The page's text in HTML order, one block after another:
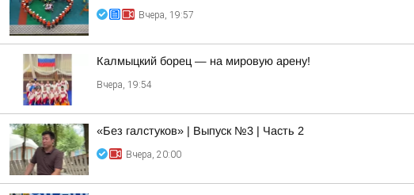
Вчера, 19:57
Калмыцкий борец — на мировую арену!
Вчера, 19:54
«Без галстуков» | Выпуск №3 | Часть 2
Вчера, 20:00